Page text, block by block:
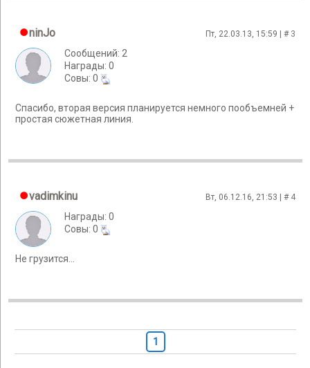
ninJo Пт, 22.03.13, 15:59 | # 3
Сообщений: 2
Награды: 0
Cовы: 0
Спасибо, вторая версия планируется немного пообъемней +
простая сюжетная линия.
vadimkinu Вт, 06.12.16, 21:53 | # 4
Награды: 0
Cовы: 0
Не грузится...
1